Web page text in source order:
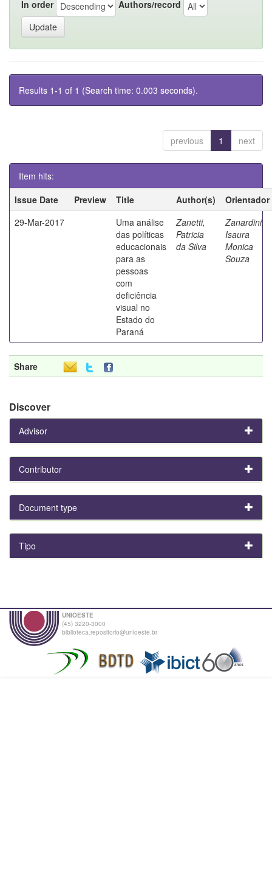
In order Authors/record
Results 1-1 of 1 (Search time: 0.003 seconds).
previous 1 next
Item hits:
Issue Date
Preview Title Author(s)
Orientador
29-Mar-2017
Uma análise
das políticas
educacionais
para as
pessoas
com
deficiência
visual no
Estado do
Paraná
Zanetti,
Patricia
da Silva
Zanardini,
Isaura
Monica
Souza
Share
Discover
Advisor
Contributor
Document type
Tipo
UNIOESTE
(45) 3220-3000
biblioteca.repositorio@unioeste.br